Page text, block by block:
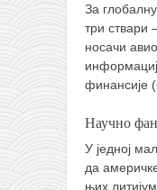
За
три ствари
носачи
финансије
Научно
У једној
да
њих